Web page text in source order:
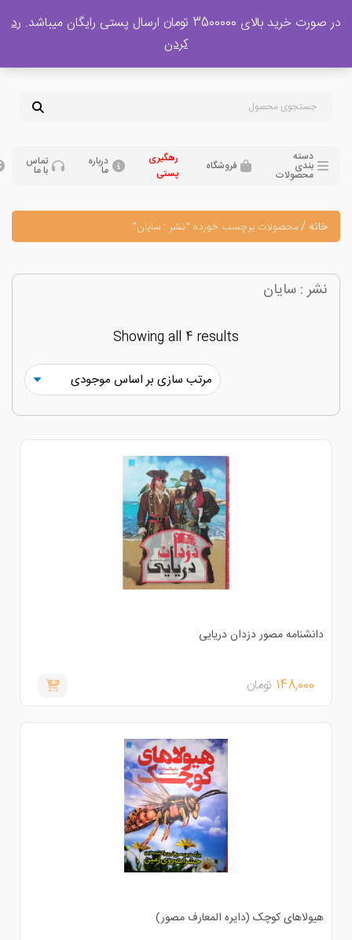
پشتیبانی فروش
09120329397
بندی
محصولات
فروشگاه درباره تماس
محصولات برچسب خورده “نشر : سایان”
: سایان
Showing all 4 results
مصور دزدان دریایی
148,000 تومان
کوچک (دایره المعارف مصور)
3500000 تومان ارسال پستی رایگان میباشد.
رد